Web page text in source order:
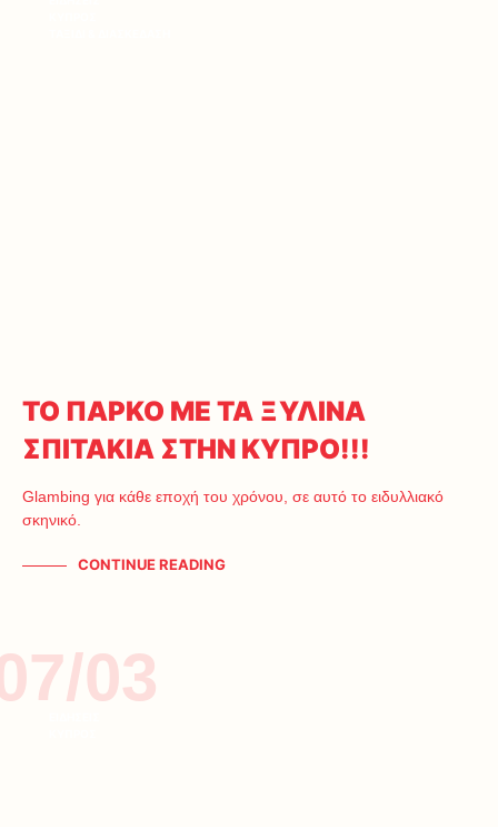
ΤΟ ΠΑΡΚΟ ΜΕ ΤΑ ΞΥΛΙΝΑ
ΣΠΙΤΑΚΙΑ ΣΤΗΝ ΚΥΠΡΟ!!!
Glambing για κάθε εποχή του χρόνου, σε αυτό το ειδυλλιακό
σκηνικό.
CONTINUE READING
03